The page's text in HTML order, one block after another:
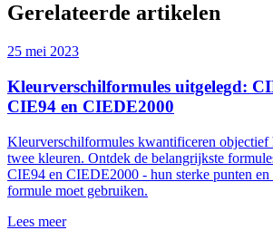
Gerelateerde artikelen
25 mei 2023
Kleurverschilformules uitgelegd:
CIE94 en CIEDE2000
Kleurverschilformules kwantificeren objectief
twee kleuren. Ontdek de belangrijkste
CIE94 en CIEDE2000 - hun sterke punten
formule moet gebruiken.
Lees meer